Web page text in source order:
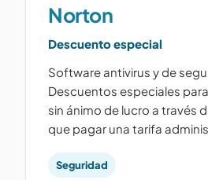
Norton
Descuento especial
Software antivirus y de
Descuentos especiales
sin ánimo de lucro a través
que pagar una tarifa
Seguridad